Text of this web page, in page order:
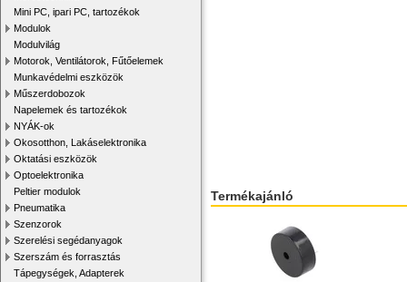
Mini PC, ipari PC, tartozékok
Modulok
Modulvilág
Motorok, Ventilátorok, Fűtőelemek
Munkavédelmi eszközök
Műszerdobozok
Napelemek és tartozékok
NYÁK-ok
Okosotthon, Lakáselektronika
Oktatási eszközök
Optoelektronika
Peltier modulok
Pneumatika
Szenzorok
Szerelési segédanyagok
Szerszám és forrasztás
Tápegységek, Adapterek
Termékajánló